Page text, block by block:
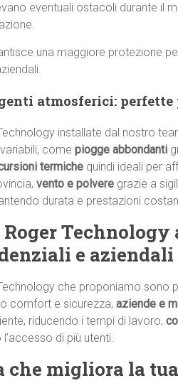
eventuali ostacoli durante il
una maggiore protezione
atmosferici:
installate dal nostro
come piogge abbondanti
termiche quindi ideali per
vento e polvere grazie a
durata e prestazioni
e aziendali
che proponiamo sono
comfort e sicurezza, aziende e
riducendo i tempi di lavoro,
di più utenti.
che migliora la